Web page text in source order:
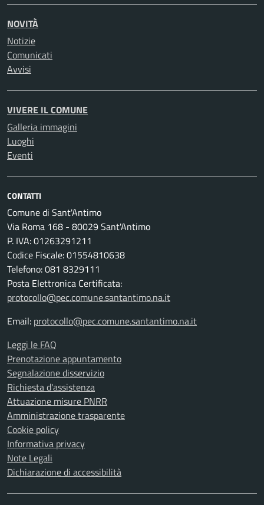
NOVITÀ
Notizie
Comunicati
Avvisi
VIVERE IL COMUNE
Galleria immagini
Luoghi
Eventi
CONTATTI
Comune di Sant'Antimo
Via Roma 168 - 80029 Sant'Antimo
P. IVA: 01263291211
Codice Fiscale: 01554810638
Telefono: 081 8329111
Posta Elettronica Certificata:
protocollo@pec.comune.santantimo.na.it
Email: protocollo@pec.comune.santantimo.na.it
Leggi le FAQ
Prenotazione appuntamento
Segnalazione disservizio
Richiesta d'assistenza
Attuazione misure PNRR
Amministrazione trasparente
Cookie policy
Informativa privacy
Note Legali
Dichiarazione di accessibilità